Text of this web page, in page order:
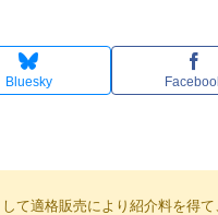
Bluesky
て適格販売により紹介料を得